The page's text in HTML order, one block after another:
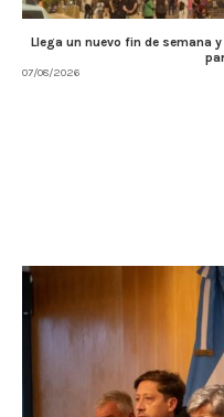
Llega un nuevo fin de semana
07/08/2026